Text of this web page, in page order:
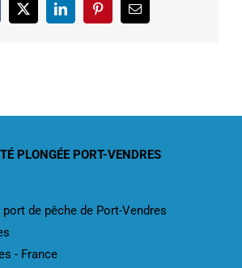
2025
X LinkedInPinterestEmail
PLONGÉE PORT-VENDRES
de pêche de Port-Vendres
- France